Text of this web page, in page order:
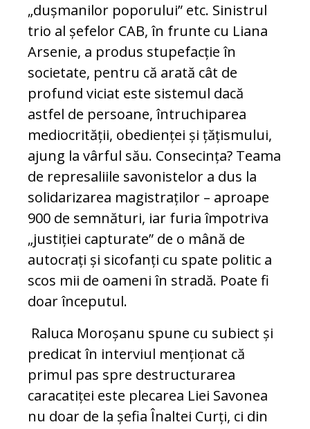
„dușmanilor poporului” etc. Sinistrul
trio al șefelor CAB, în frunte cu Liana
Arsenie, a produs stupefacție în
societate, pentru că arată cât de
profund viciat este sistemul dacă
astfel de persoane, întruchiparea
mediocrității, obedienței și țățismului,
ajung la vârful său. Consecința? Teama
de represaliile savonistelor a dus la
solidarizarea magistraților – aproape
900 de semnături, iar furia împotriva
„justiției capturate” de o mână de
autocrați și sicofanți cu spate politic a
scos mii de oameni în stradă. Poate fi
doar începutul.
Raluca Moroșanu spune cu subiect și
predicat în interviul menționat că
primul pas spre destructurarea
caracatiței este plecarea Liei Savonea
nu doar de la șefia Înaltei Curți, ci din